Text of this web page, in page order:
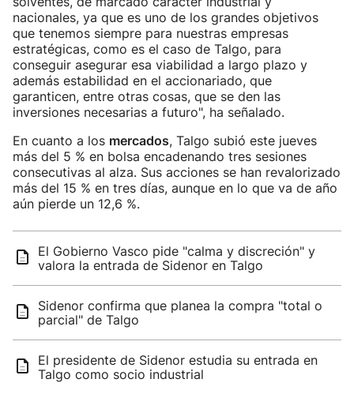
nacionales, ya que es uno de los grandes objetivos
que tenemos siempre para nuestras empresas
estratégicas, como es el caso de Talgo, para
conseguir asegurar esa viabilidad a largo plazo y
además estabilidad en el accionariado, que
garanticen, entre otras cosas, que se den las
inversiones necesarias a futuro", ha señalado.
En cuanto a los mercados, Talgo subió este jueves
más del 5 % en bolsa encadenando tres sesiones
consecutivas al alza. Sus acciones se han revalorizado
más del 15 % en tres días, aunque en lo que va de año
aún pierde un 12,6 %.
El Gobierno Vasco pide "calma y discreción" y
valora la entrada de Sidenor en Talgo
Sidenor confirma que planea la compra "total o
parcial" de Talgo
El presidente de Sidenor estudia su entrada en
Talgo como socio industrial